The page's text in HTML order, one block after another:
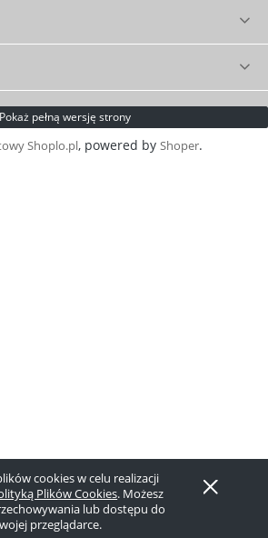
cookies w celu realizacji
Plików Cookies. Możesz
lub dostępu do
przeglądarce.
Pokaż pełną wersję strony
Shoplo.pl, powered by Shoper.